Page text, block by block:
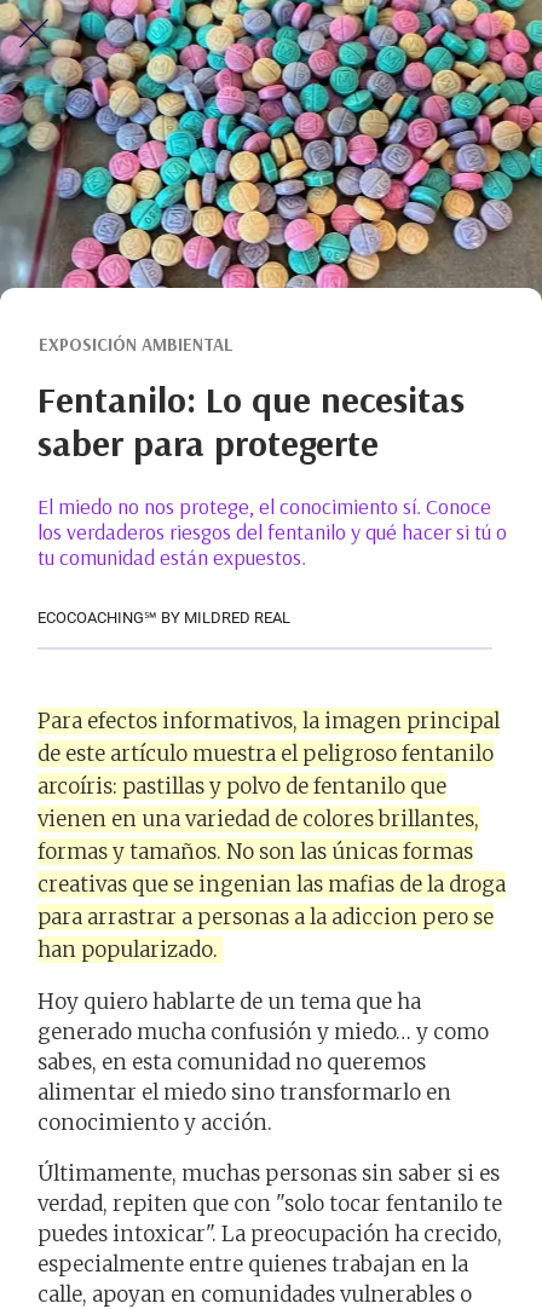
EXPOSICIÓN AMBIENTAL
Fentanilo: Lo que necesitas
saber para protegerte
El miedo no nos protege, el conocimiento sí. Conoce
los verdaderos riesgos del fentanilo y qué hacer si tú o
tu comunidad están expuestos.
ECOCOACHING℠ BY MILDRED REAL
Para efectos informativos, la imagen principal
de este artículo muestra el peligroso fentanilo
arcoíris: pastillas y polvo de fentanilo que
vienen en una variedad de colores brillantes,
formas y tamaños. No son las únicas formas
creativas que se ingenian las mafias de la droga
para arrastrar a personas a la adiccion pero se
han popularizado.
Hoy quiero hablarte de un tema que ha
generado mucha confusión y miedo… y como
sabes, en esta comunidad no queremos
alimentar el miedo sino transformarlo en
conocimiento y acción.
Últimamente, muchas personas sin saber si es
verdad, repiten que con "solo tocar fentanilo te
puedes intoxicar". La preocupación ha crecido,
especialmente entre quienes trabajan en la
calle, apoyan en comunidades vulnerables o